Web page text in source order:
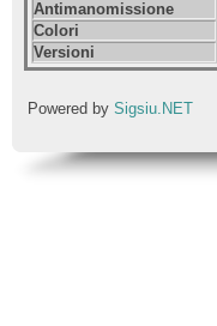
Antimanomissione
Colori
Versioni
Powered by Sigsiu.NET